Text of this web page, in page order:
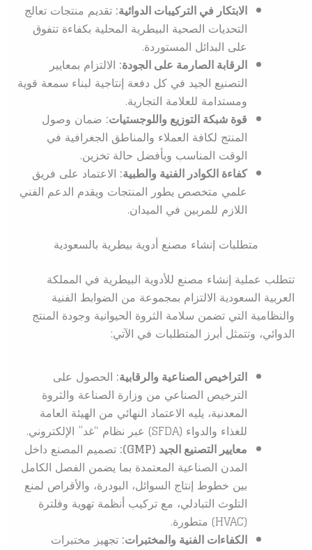
الابتكار في التركيبات الدوائية:تقديم منتجات تعالج
التحديات الصحية البيطرية المحلية بكفاءة تتفوق
على البدائل المستوردة.
الرقابة الصارمة على الجودة:الالتزام بمعايير
التصنيع الجيد في كل دفعة إنتاجية لبناء سمعة قوية
ومستدامة للعلامة التجارية.
قوة شبكة التوزيع واللوجستيات:ضمان وصول
المنتج لكافة العملاء والمناطق الجغرافية في
الوقت المناسب وبأفضل حالة تخزين.
كفاءة الكوادر الفنية والطبية:الاعتماد على فريق
علمي متخصص يطور المنتجات ويقدم الدعم الفني
اللازم للمربين في الميدان.
متطلبات إنشاء مصنع أدوية بيطرية بالسعودية
تتطلب عملية إنشاء مصنع للأدوية البيطرية في المملكة
العربية السعودية الالتزام بمجموعة من الضوابط الفنية
والنظامية التي تضمن سلامة الثروة الحيوانية وجودة المنتج
الدوائي، وتتمثل أبرز المتطلبات في الآتي:
التراخيص الصناعية والرقابية:الحصول على
الترخيص الصناعي من وزارة الصناعة والثروة
المعدنية، يليه الاعتماد النهائي من الهيئة العامة
للغذاء والدواء (SFDA) عبر نظام “غد” الإلكتروني.
معايير التصنيع الجيد (GMP):
تصميم المصنع داخل
المدن الصناعية المعتمدة بما يضمن الفصل الكامل
بين خطوط إنتاج السوائل، البودرة، والأقراص لمنع
التلوث التبادلي، مع تركيب أنظمة تهوية وفلترة
(HVAC) متطورة.
الكفاءات الفنية والمختبرات:تجهيز مختبرات